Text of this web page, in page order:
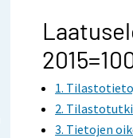
1.
2.
3. Tietojen